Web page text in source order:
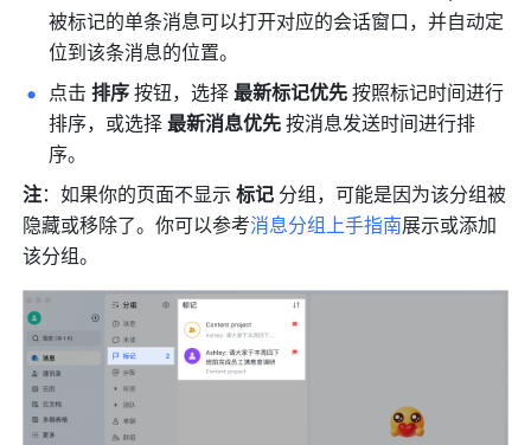
被标记的单条消息可以打开对应的会话窗口，并自动定
位到该条消息的位置。
点击 排序 按钮，选择 最新标记优先 按照标记时间进行
排序，或选择 最新消息优先 按消息发送时间进行排
序。
注：如果你的页面不显示 标记 分组，可能是因为该分组被
隐藏或移除了。你可以参考消息分组上手指南展示或添加
该分组。